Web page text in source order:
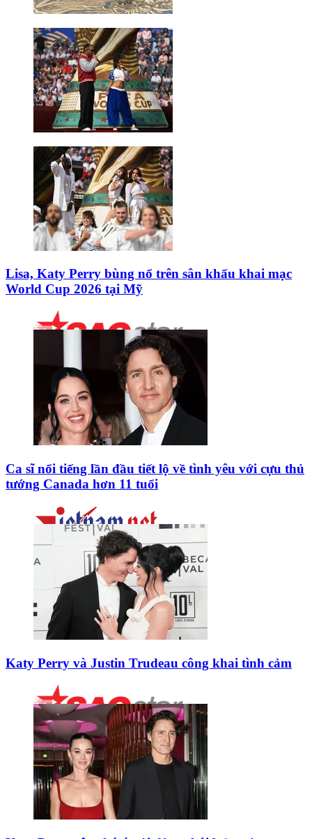
Lisa, Katy Perry bùng nổ trên sân khấu khai mạc
World Cup 2026 tại Mỹ
Ca sĩ nổi tiếng lần đầu tiết lộ về tình yêu với cựu thủ
tướng Canada hơn 11 tuổi
Katy Perry và Justin Trudeau công khai tình cảm